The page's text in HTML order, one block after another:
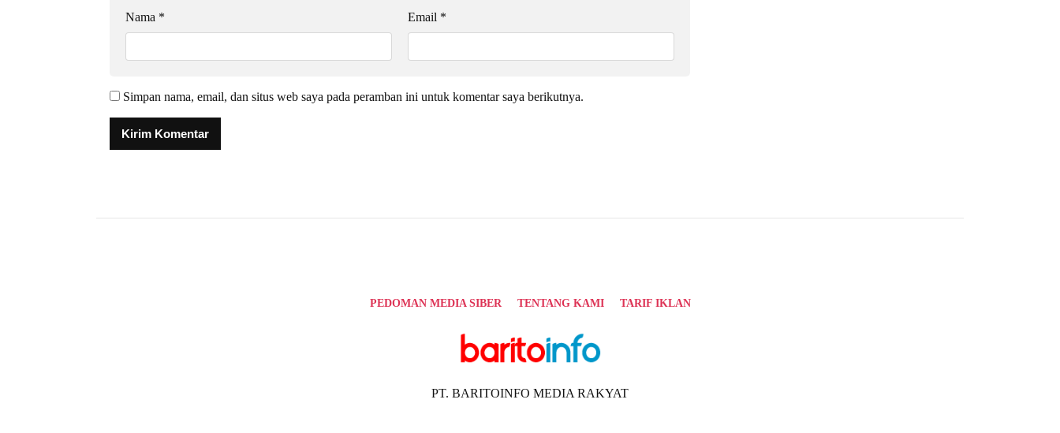
Nama * Email *
Simpan nama, email, dan situs web saya pada peramban ini untuk komentar saya berikutnya.
PEDOMAN MEDIA SIBER TENTANG KAMI TARIF IKLAN
PT. BARITOINFO MEDIA RAKYAT